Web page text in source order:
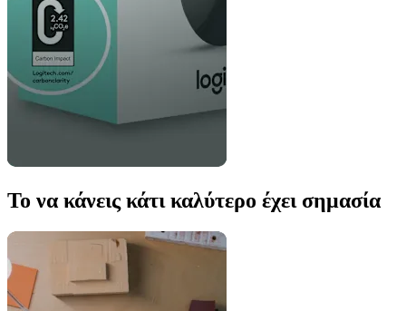
Το να κάνεις κάτι καλύτερο έχει σημασία